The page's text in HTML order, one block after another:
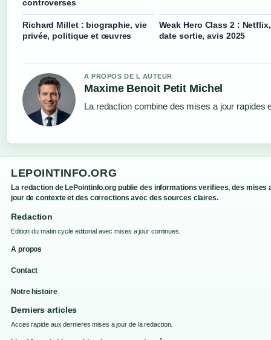
controverses
Richard Millet : biographie, vie
privée, politique et œuvres
Weak Hero Class 2 : Netflix,
date sortie, avis 2025
A PROPOS DE L AUTEUR
Maxime Benoit Petit Michel
La redaction combine des mises a jour rapides
LEPOINTINFO.ORG
La redaction de LePointinfo.org publie des informations verifiees, des mises
jour de contexte et des corrections avec des sources claires.
Redaction
Edition du matin cycle editorial avec mises a jour continues.
A propos
Contact
Notre histoire
Derniers articles
Acces rapide aux dernieres mises a jour de la redaction.